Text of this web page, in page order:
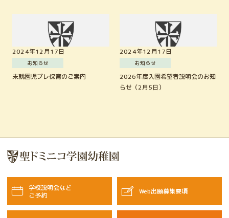
2024年12月17日
お知らせ
未就園児プレ保育のご案内
2024年12月17日
お知らせ
2026年度入園希望者説明会のお知
らせ（2月5日）
学校説明会など
ご予約
Web出願募集要項